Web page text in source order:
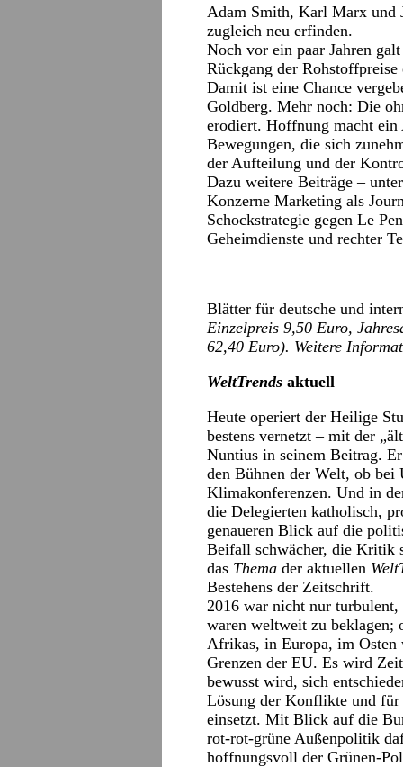
Adam Smith, Karl Marx und
zugleich neu erfinden.
Noch vor ein paar Jahren
Rückgang der
Damit ist eine Chance
Goldberg. Mehr noch: Die
erodiert. Hoffnung macht ein
Bewegungen, die sich
der Aufteilung und der
Dazu weitere Beiträge –
Konzerne Marketing als
Schockstrategie gegen Le
Geheimdienste und rechter
Blätter für deutsche und
Einzelpreis 9,50 Euro,
62,40 Euro). Weitere
WeltTrends aktuell
Heute operiert der Heilige
bestens vernetzt – mit der
Nuntius in seinem Beitrag.
den Bühnen der Welt, ob
Klimakonferenzen. Und in
die Delegierten katholisch,
genaueren Blick auf die
Beifall schwächer, die Kritik
das Thema der aktuellen
Bestehens der Zeitschrift.
2016 war nicht nur
waren weltweit zu beklagen;
Afrikas, in Europa, im Osten
Grenzen der EU. Es wird
bewusst wird, sich
Lösung der Konflikte und
einsetzt. Mit Blick auf die
rot-rot-grüne Außenpolitik
hoffnungsvoll der Grünen-